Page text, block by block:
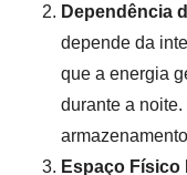
Dependência
depende da
que a energia
durante a
Espaço Físico